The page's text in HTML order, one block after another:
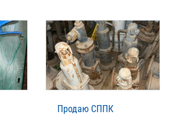
Продаю СППК